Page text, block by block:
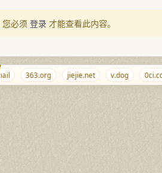
您必须 登录 才能查看此内容。
363.org jiejie.net v.dog 0ci.com